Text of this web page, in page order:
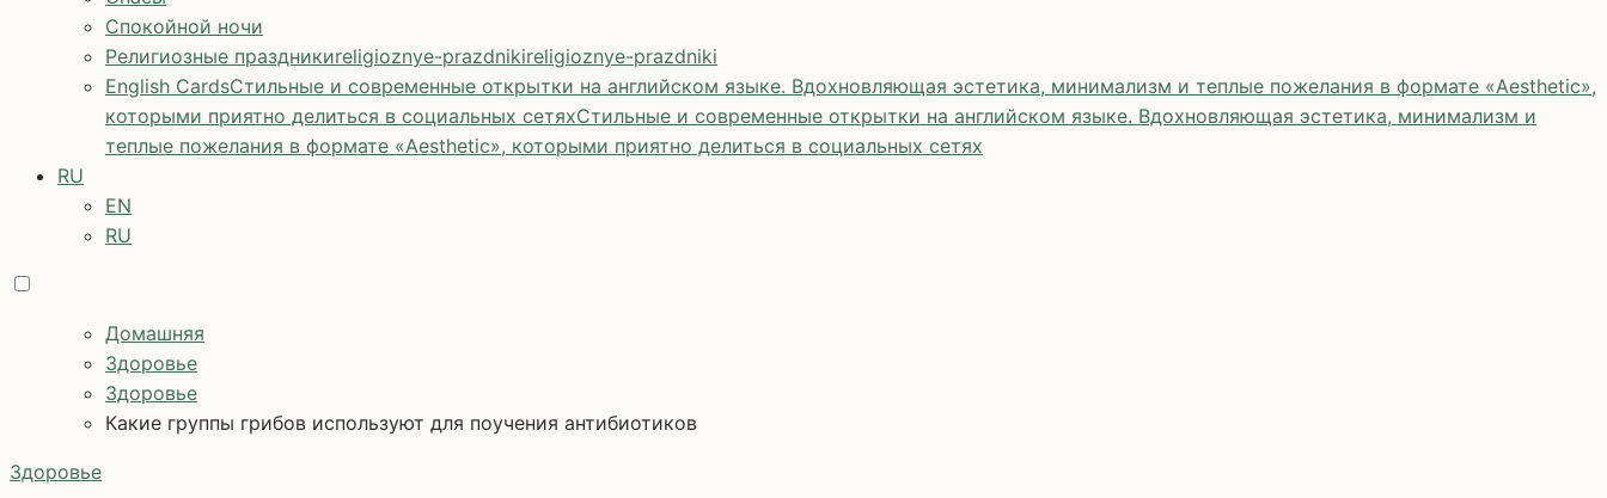
Спокойной ночи
Религиозные праздникиreligioznye-prazdnikireligioznye-prazdniki
English CardsСтильные и современные открытки на английском языке. Вдохновляющая эстетика, минимализм и теплые пожелания в формате «Aesthetic»,
которыми приятно делиться в социальных сетяхСтильные и современные открытки на английском языке. Вдохновляющая эстетика, минимализм и
теплые пожелания в формате «Aesthetic», которыми приятно делиться в социальных сетях
RU
EN
RU
Домашняя
Здоровье
Здоровье
Какие группы грибов используют для поучения антибиотиков
Здоровье